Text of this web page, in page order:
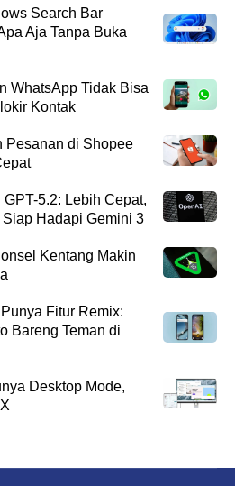
Search Bar
Aja Tanpa Buka
WhatsApp Tidak Bisa
Kontak
Pesanan di Shopee
5.2: Lebih Cepat,
Hadapi Gemini 3
Kentang Makin
Fitur Remix:
Bareng Teman di
Desktop Mode,